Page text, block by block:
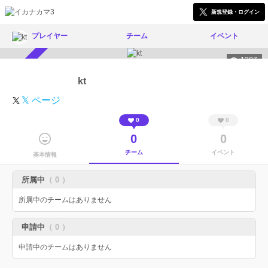
新規登録・ログイン
プレイヤー チーム イベント
1307
kt
𝕏 ページ
基本情報
0
0
チーム
0
0
イベント
所属中 （ 0 ）
所属中のチームはありません
申請中 （ 0 ）
申請中のチームはありません